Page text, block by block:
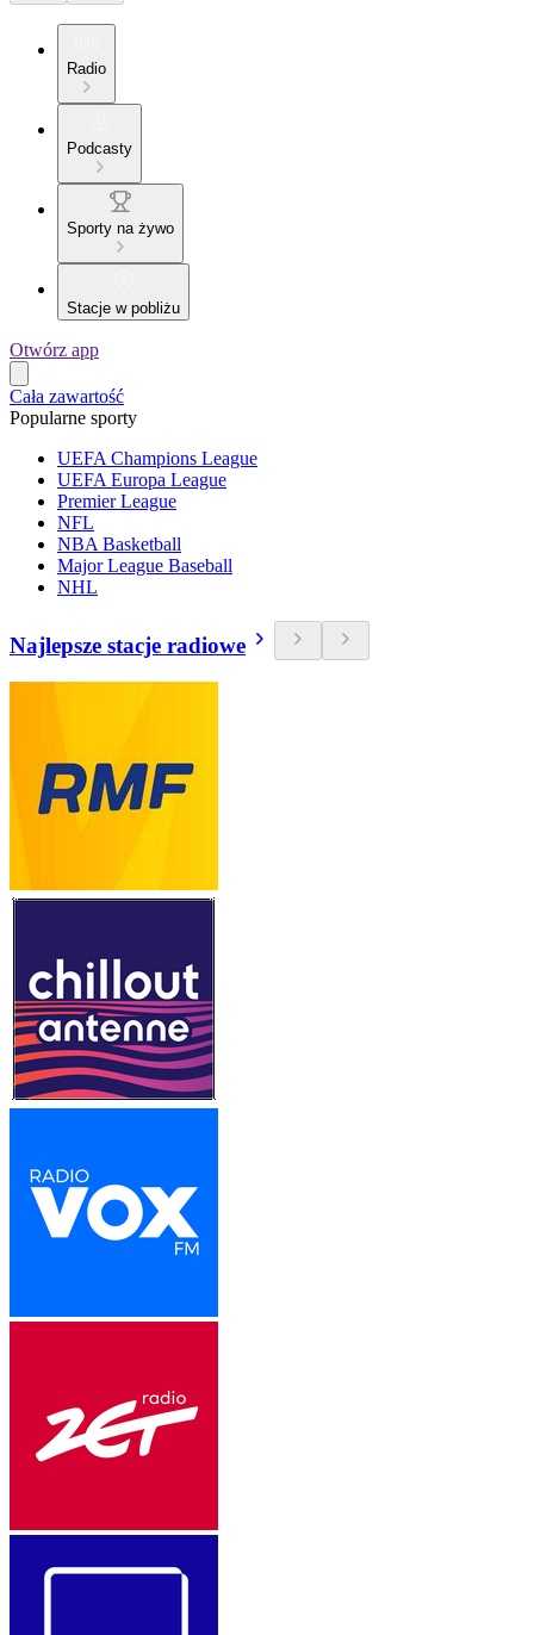
Radio
Podcasty
Sporty na żywo
Stacje w pobliżu
Otwórz app
Cała zawartość
Popularne sporty
UEFA Champions League
UEFA Europa League
Premier League
NFL
NBA Basketball
Major League Baseball
NHL
Najlepsze stacje radiowe